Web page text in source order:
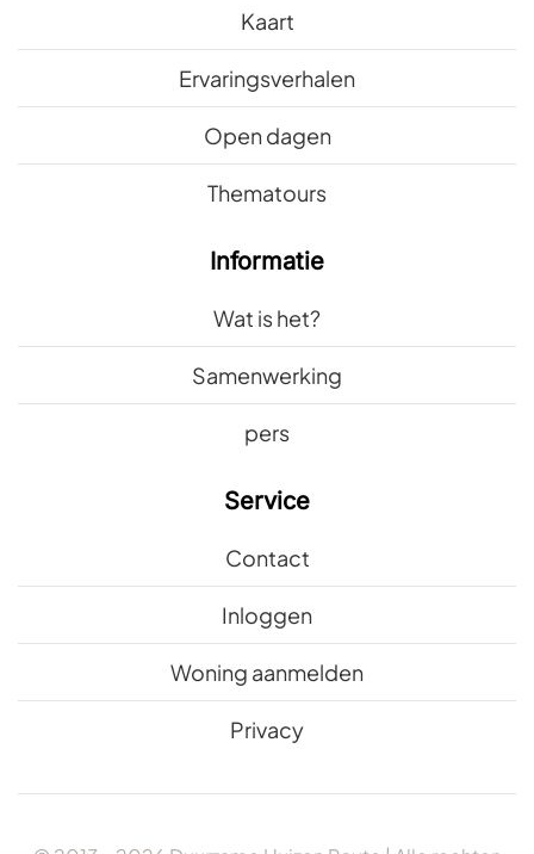
Kaart
Ervaringsverhalen
Open dagen
Thematours
Informatie
Wat is het?
Samenwerking
pers
Service
Contact
Inloggen
Woning aanmelden
Privacy